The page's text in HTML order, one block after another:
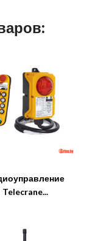
Telecrane...